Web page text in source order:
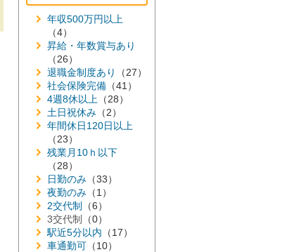
年収500万円以上
（4）
昇給・年数賞与あり
（26）
退職金制度あり
（27）
社会保険完備 （41）
4週8休以上 （28）
土日祝休み （2）
年間休日120日以上
（23）
残業月10ｈ以下
（28）
日勤のみ （33）
夜勤のみ （1）
2交代制
（6）
3交代制
（0）
駅近5分以内 （17）
車通勤可 （10）